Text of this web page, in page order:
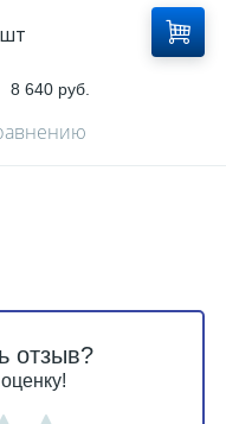
шт
8 640 руб.
отзыв?